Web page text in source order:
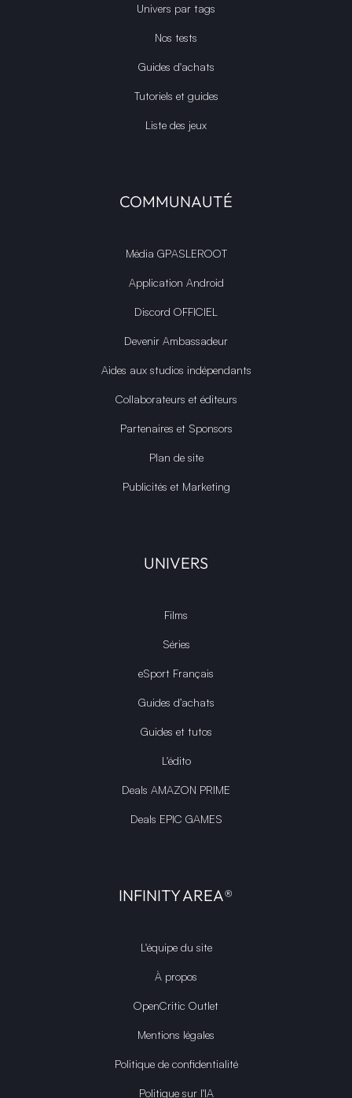
Univers par tags
Nos tests
Guides d'achats
Tutoriels et guides
Liste des jeux
COMMUNAUTÉ
Média GPASLEROOT
Application Android
Discord OFFICIEL
Devenir Ambassadeur
Aides aux studios indépendants
Collaborateurs et éditeurs
Partenaires et Sponsors
Plan de site
Publicités et Marketing
UNIVERS
Films
Séries
eSport Français
Guides d’achats
Guides et tutos
L'édito
Deals AMAZON PRIME
Deals EPIC GAMES
INFINITY AREA®
L'équipe du site
À propos
OpenCritic Outlet
Mentions légales
Politique de confidentialité
Politique sur l'IA